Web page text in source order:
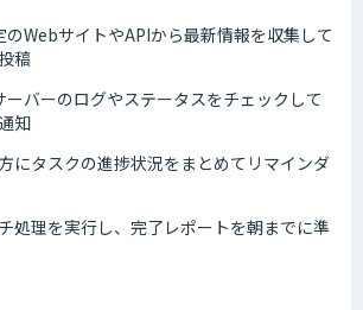
のWebサイトやAPIから最新情報を収集して
稿
ーバーのログやステータスをチェックして
知
にタスクの進捗状況をまとめてリマインダ
処理を実行し、完了レポートを朝までに準